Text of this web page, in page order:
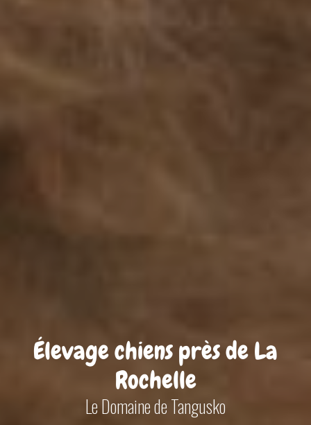
Élevage chiens près de La
Rochelle
Le Domaine de Tangusko